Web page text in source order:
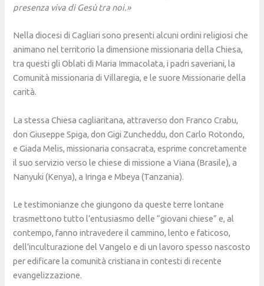
presenza viva di Gesù tra noi.»
Nella diocesi di Cagliari sono presenti alcuni ordini religiosi che
animano nel territorio la dimensione missionaria della Chiesa,
tra questi gli Oblati di Maria Immacolata, i padri saveriani, la
Comunità missionaria di Villaregia, e le suore Missionarie della
carità.
La stessa Chiesa cagliaritana, attraverso don Franco Crabu,
don Giuseppe Spiga, don Gigi Zuncheddu, don Carlo Rotondo,
e Giada Melis, missionaria consacrata, esprime concretamente
il suo servizio verso le chiese di missione a Viana (Brasile), a
Nanyuki (Kenya), a Iringa e Mbeya (Tanzania).
Le testimonianze che giungono da queste terre lontane
trasmettono tutto l’entusiasmo delle “giovani chiese” e, al
contempo, fanno intravedere il cammino, lento e faticoso,
dell’inculturazione del Vangelo e di un lavoro spesso nascosto
per edificare la comunità cristiana in contesti di recente
evangelizzazione.